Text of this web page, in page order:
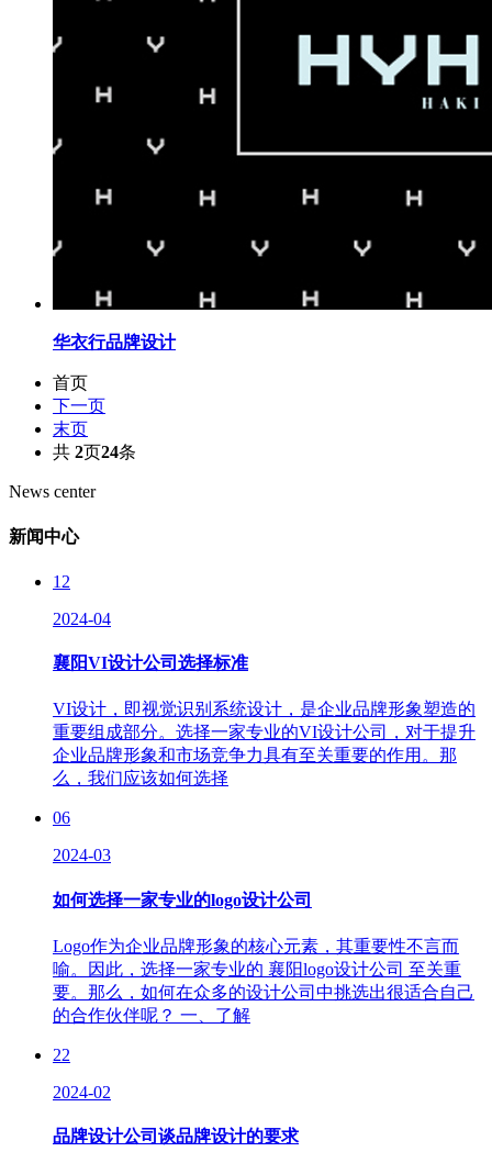
华衣行品牌设计
首页
下一页
末页
共 2页24条
News center
新闻中心
12
2024-04
襄阳VI设计公司选择标准
VI设计，即视觉识别系统设计，是企业品牌形象塑造的
重要组成部分。选择一家专业的VI设计公司，对于提升
企业品牌形象和市场竞争力具有至关重要的作用。那
么，我们应该如何选择
06
2024-03
如何选择一家专业的logo设计公司
Logo作为企业品牌形象的核心元素，其重要性不言而
喻。因此，选择一家专业的 襄阳logo设计公司 至关重
要。那么，如何在众多的设计公司中挑选出很适合自己
的合作伙伴呢？ 一、了解
22
2024-02
品牌设计公司谈品牌设计的要求